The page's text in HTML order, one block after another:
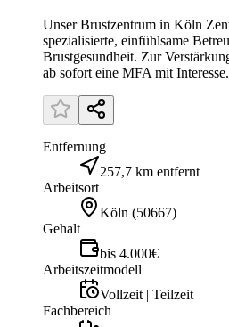
Unser Brustzentrum in Köln
spezialisierte, einfühlsame
Brustgesundheit. Zur
ab sofort eine MFA mit
Entfernung
257,7 km entfernt
Arbeitsort
Köln (50667)
Gehalt
bis 4.000€
Arbeitszeitmodell
Vollzeit | Teilzeit
Fachbereich